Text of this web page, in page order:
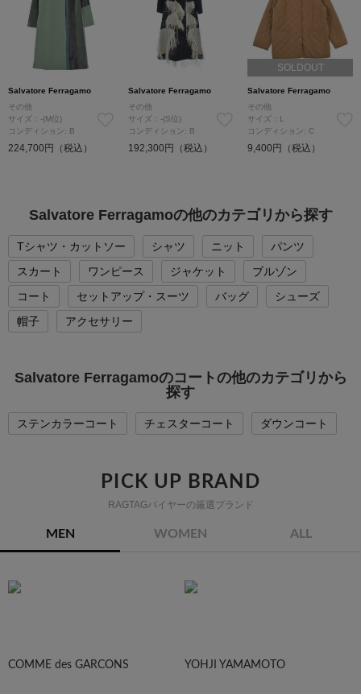
Salvatore Ferragamo
その他
サイズ：-(M位)
コンディション: B
224,700円（税込）
Salvatore Ferragamo
その他
サイズ：-(S位)
コンディション: B
192,300円（税込）
SOLDOUT
Salvatore Ferragamo
その他
サイズ：L
コンディション: C
9,400円（税込）
Salvatore Ferragamoの他のカテゴリから探す
Tシャツ・カットソー シャツ ニット
パンツ
スカート
ワンピース ジャケット
ブルゾン
コート
セットアップ・スーツ バッグ
シューズ
帽子
アクセサリー
Salvatore Ferragamoのコートの他のカテゴリから
探す
ステンカラーコート チェスターコート ダウンコート
PICK UP BRAND
RAGTAGバイヤーの厳選ブランド
MEN WOMEN ALL
COMME des GARCONS YOHJI YAMAMOTO